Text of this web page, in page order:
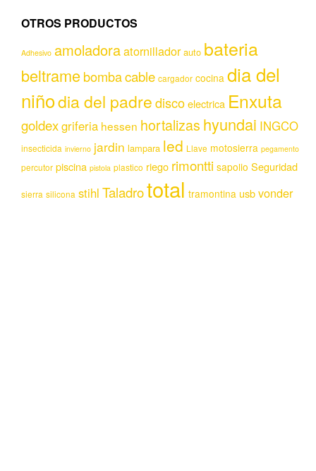
OTROS PRODUCTOS
Adhesivo amoladoraatornillador auto bateria
beltramebombacable cargador cocina dia del
niñodia del padrediscoelectrica Enxuta
goldexgriferia hessen hortalizas hyundai INGCO
insecticida invierno jardin lampara led Llave motosierra pegamento
percutor piscina pistola plastico riego rimontti sapolio Seguridad
sierra silicona stihl Taladrototal tramontina usbvonder